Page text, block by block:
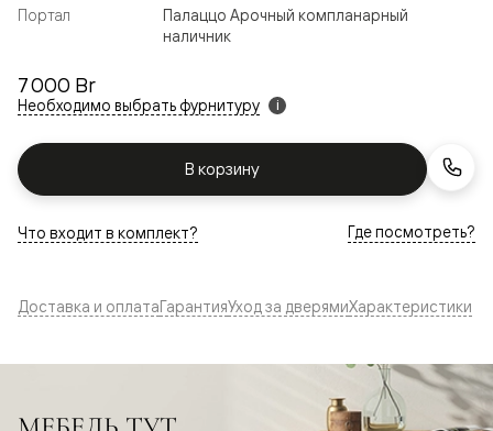
7 000 Br
Необходимо выбрать фурнитуру i
В корзину
Портал
Палаццо Арочный компланарный
наличник
Что входит в комплект? Где посмотреть?
Доставка и оплатаГарантияУход за дверямиХарактеристики